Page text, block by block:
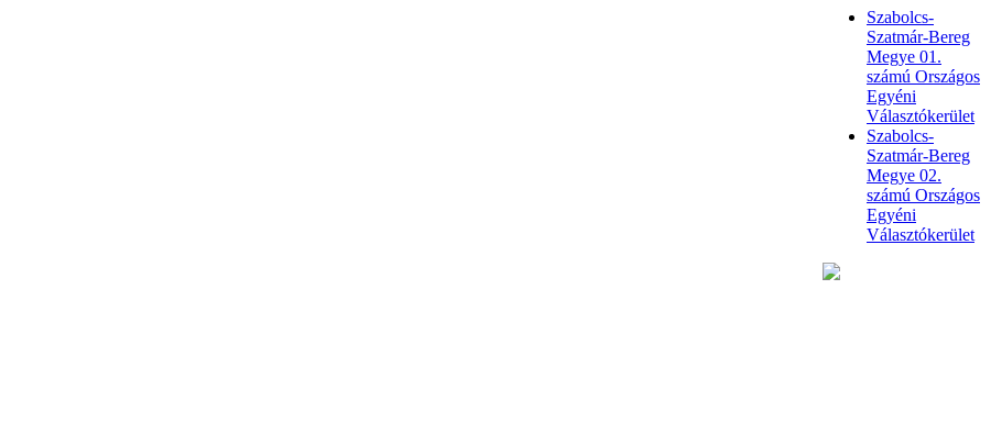
Szabolcs-
Szatmár-Bereg
Megye 01.
számú Országos
Egyéni
Választókerület
Szabolcs-
Szatmár-Bereg
Megye 02.
számú Országos
Egyéni
Választókerület